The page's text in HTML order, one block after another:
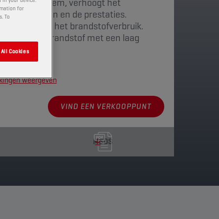
vermogen en de prestaties.
en verlaagt het brandstofverbruik.
geval van brandstof met een laag
weergeven
VIND EEN VERKOOPPUNT
MSDS
for
To
Cookies